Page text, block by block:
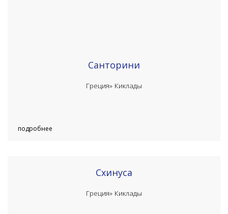
Санторини
Греция» Киклады
подробнее
Схинуса
Греция» Киклады